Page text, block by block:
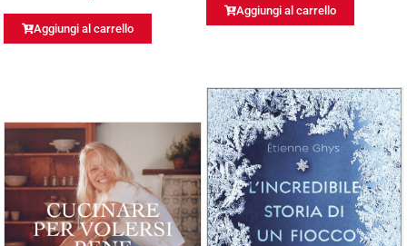
Aggiungi al carrello
Aggiungi al carrello